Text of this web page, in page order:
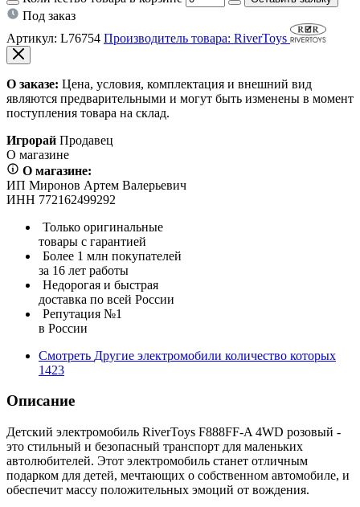
Под заказ
Артикул: L76754 Производитель товара: RiverToys
О заказе: Цена, условия, комплектация и внешний вид
являются предварительными и могут быть изменены в момент
поступления товара на склад.
Игрорай Продавец
О магазине
О магазине:
ИП Миронов Артем Валерьевич
ИНН 772162499292
Только оригинальные
товары с гарантией
Более 1 млн покупателей
за 16 лет работы
Недорогая и быстрая
доставка по всей России
Репутация №1
в России
Смотреть Другие электромобили количество которых
1423
Описание
Детский электромобиль RiverToys F888FF-A 4WD розовый -
это стильный и безопасный транспорт для маленьких
автолюбителей. Этот электромобиль станет отличным
подарком для детей, мечтающих о собственном автомобиле, и
обеспечит массу положительных эмоций от вождения.